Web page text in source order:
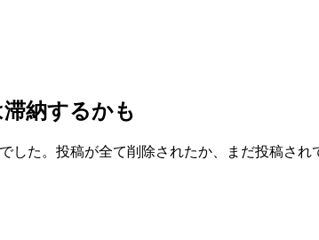
納するかも
た。投稿が全て削除されたか、まだ投稿さ